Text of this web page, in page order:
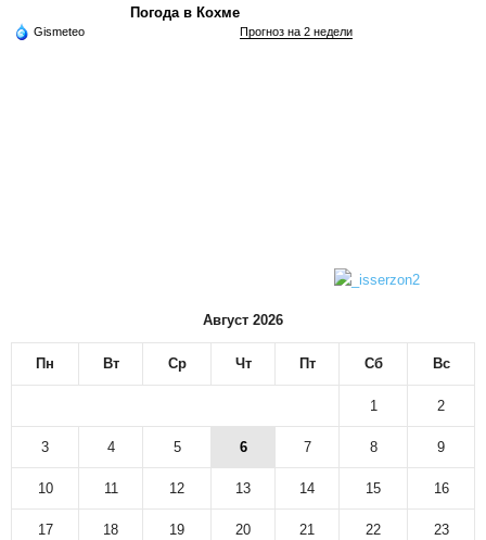
Погода в Кохме
Gismeteo Прогноз на 2 недели
Август 2026
Пн Вт Ср Чт Пт Сб Вс
1 2
3 4 5 6 7 8 9
10 11 12 13 14 15 16
17 18 19 20 21 22 23